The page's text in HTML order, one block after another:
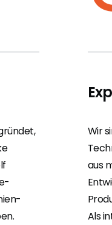
Wir
aus
Als